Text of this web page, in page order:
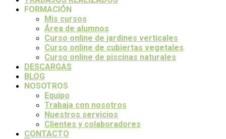
FORMACIÓN
Mis cursos
Área de alumnos
Curso online de jardines verticales
Curso online de cubiertas vegetales
Curso online de piscinas naturales
DESCARGAS
BLOG
NOSOTROS
Equipo
Trabaja con nosotros
Nuestros servicios
Clientes y colaboradores
CONTACTO